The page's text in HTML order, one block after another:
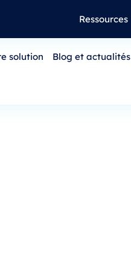
Ressources
solution Blog et actualités